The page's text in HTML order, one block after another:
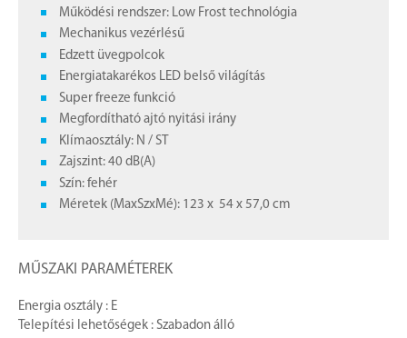
Működési rendszer: Low Frost technológia
Mechanikus vezérlésű
Edzett üvegpolcok
Energiatakarékos LED belső világítás
Super freeze funkció
Megfordítható ajtó nyitási irány
Klímaosztály: N / ST
Zajszint: 40 dB(A)
Szín: fehér
Méretek (MaxSzxMé): 123 x 54 x 57,0 cm
MŰSZAKI PARAMÉTEREK
Energia osztály : E
Telepítési lehetőségek : Szabadon álló